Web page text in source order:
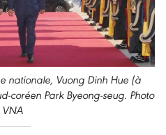
nationale, Vuong Dinh Hue (à
coréen Park Byeong-seug. Photo
VNA